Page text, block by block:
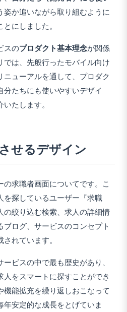
姿か追いながら取り組むように
にしました。
スのプロダクト基本理念が関係
では、先般行ったモバイル向け
ューアルを通して、プロダク
分たちにも使いやすいデザイ
たします。
せるデザイン
の求職者画面についてです。こ
を探しているユーザー『求職
の絞り込む検索、求人の詳細情
ログ、サービスのコンセプト
れています。
ビスの中で最も歴史があり、
をスマートに探すことができ
機能拡充を繰り返しおこなって
安定的な成長をとげていま